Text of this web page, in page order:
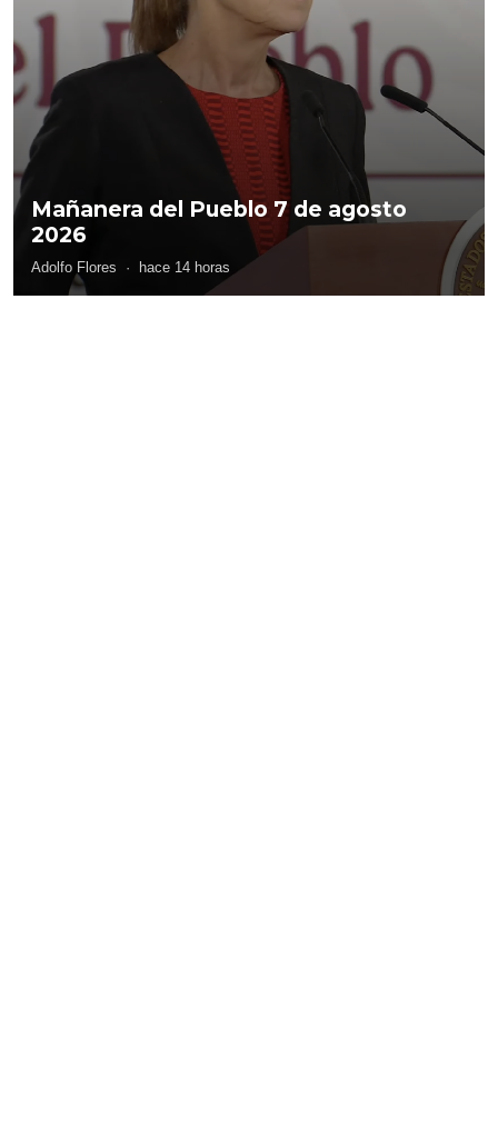
Mañanera del Pueblo 7 de agosto
2026
Adolfo Flores · hace 14 horas